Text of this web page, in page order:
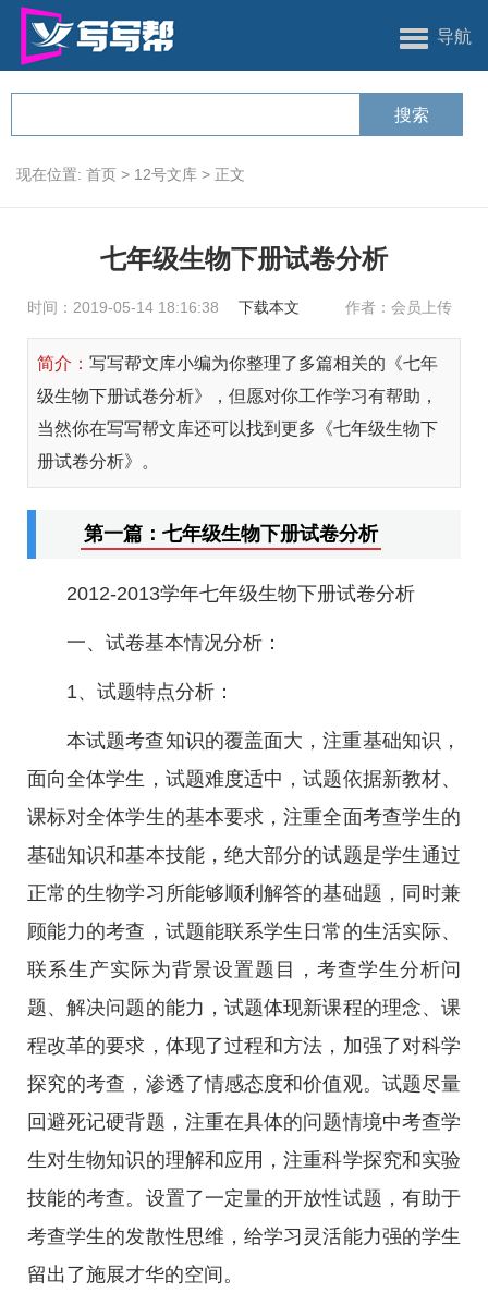
导航
现在位置: 首页 > 12号文库 > 正文
七年级生物下册试卷分析
时间：2019-05-14 18:16:38 下载本文 作者：会员上传
简介： 写写帮文库小编为你整理了多篇相关的《七年
级生物下册试卷分析》，但愿对你工作学习有帮助，
当然你在写写帮文库还可以找到更多《七年级生物下
册试卷分析》。
第一篇：七年级生物下册试卷分析
2012-2013学年七年级生物下册试卷分析
一、试卷基本情况分析：
1、试题特点分析：
本试题考查知识的覆盖面大，注重基础知识，
面向全体学生，试题难度适中，试题依据新教材、
课标对全体学生的基本要求，注重全面考查学生的
基础知识和基本技能，绝大部分的试题是学生通过
正常的生物学习所能够顺利解答的基础题，同时兼
顾能力的考查，试题能联系学生日常的生活实际、
联系生产实际为背景设置题目，考查学生分析问
题、解决问题的能力，试题体现新课程的理念、课
程改革的要求，体现了过程和方法，加强了对科学
探究的考查，渗透了情感态度和价值观。试题尽量
回避死记硬背题，注重在具体的问题情境中考查学
生对生物知识的理解和应用，注重科学探究和实验
技能的考查。设置了一定量的开放性试题，有助于
考查学生的发散性思维，给学习灵活能力强的学生
留出了施展才华的空间。